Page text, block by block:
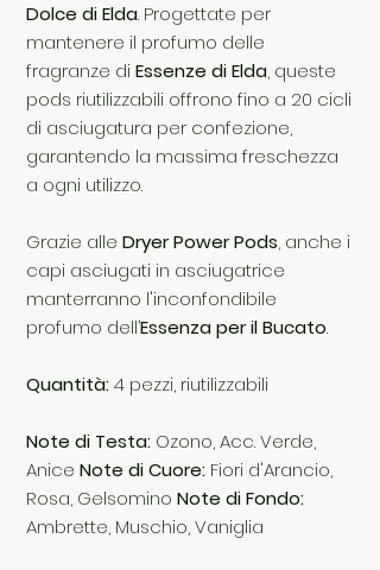
Dolce di Elda. Progettate per
mantenere il profumo delle
fragranze di Essenze di Elda, queste
pods riutilizzabili offrono fino a 20 cicli
di asciugatura per confezione,
garantendo la massima freschezza
a ogni utilizzo.
Grazie alle Dryer Power Pods, anche i
capi asciugati in asciugatrice
manterranno l'inconfondibile
profumo dell’Essenza per il Bucato.
Quantità:4 pezzi, riutilizzabili
Note di Testa: Ozono, Acc. Verde,
Anice Note di Cuore: Fiori d'Arancio,
Rosa, Gelsomino Note di Fondo:
Ambrette, Muschio, Vaniglia